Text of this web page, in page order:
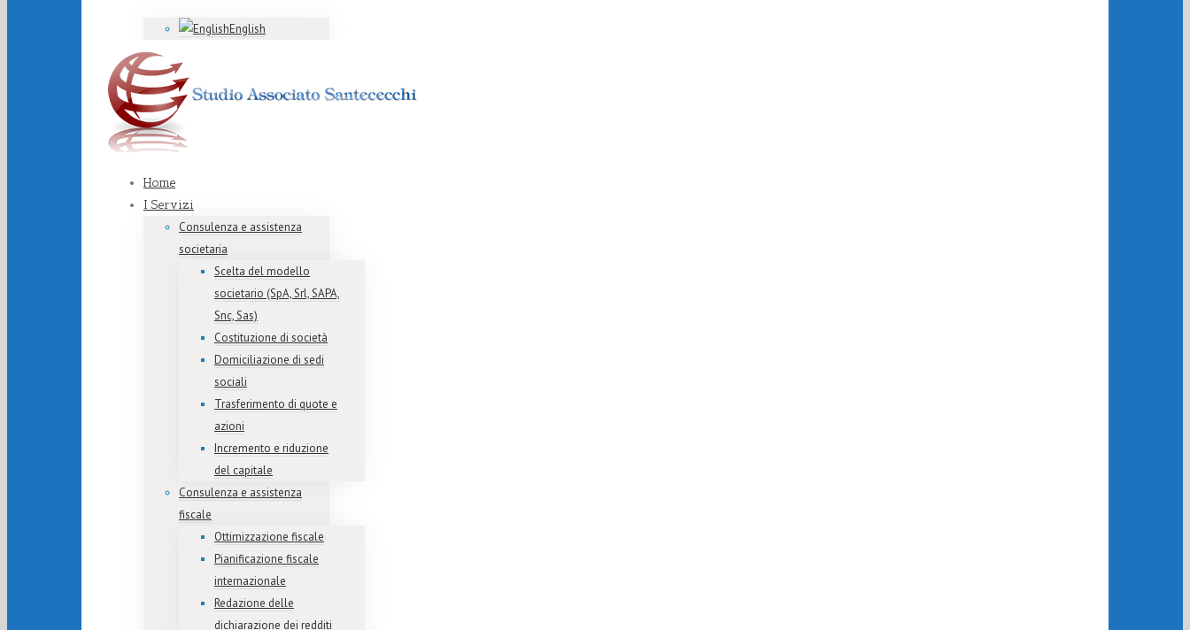
English
Home
I Servizi
Consulenza e assistenza
societaria
Scelta del modello
societario (SpA, Srl, SAPA,
Snc, Sas)
Costituzione di società
Domiciliazione di sedi
sociali
Trasferimento di quote e
azioni
Incremento e riduzione
del capitale
Consulenza e assistenza
fiscale
Ottimizzazione fiscale
Pianificazione fiscale
internazionale
Redazione delle
dichiarazione dei redditi